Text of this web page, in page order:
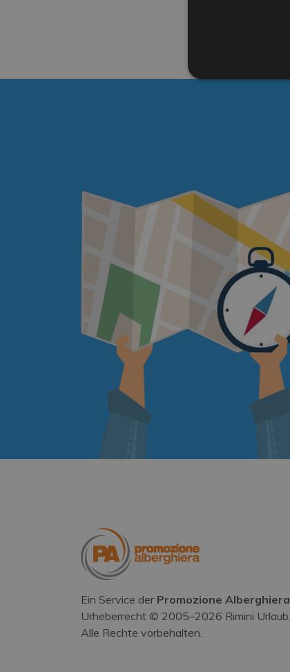
Ein Service der Promozione Alberghiera
Urheberrecht © 2005–2026 Rimini Urlaub.
Alle Rechte vorbehalten.